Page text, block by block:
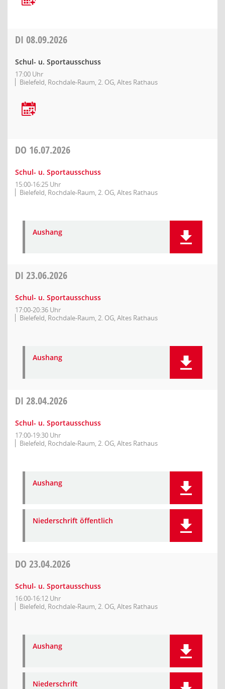
DI 08.09.2026
Schul- u. Sportausschuss
17:00 Uhr
Bielefeld, Rochdale-Raum, 2. OG, Altes Rathaus
DO 16.07.2026
Schul- u. Sportausschuss
15:00-16:25 Uhr
Bielefeld, Rochdale-Raum, 2. OG, Altes Rathaus
Aushang
DI 23.06.2026
Schul- u. Sportausschuss
17:00-20:36 Uhr
Bielefeld, Rochdale-Raum, 2. OG, Altes Rathaus
Aushang
DI 28.04.2026
Schul- u. Sportausschuss
17:00-19:30 Uhr
Bielefeld, Rochdale-Raum, 2. OG, Altes Rathaus
Aushang
Niederschrift öffentlich
DO 23.04.2026
Schul- u. Sportausschuss
16:00-16:12 Uhr
Bielefeld, Rochdale-Raum, 2. OG, Altes Rathaus
Aushang
Niederschrift